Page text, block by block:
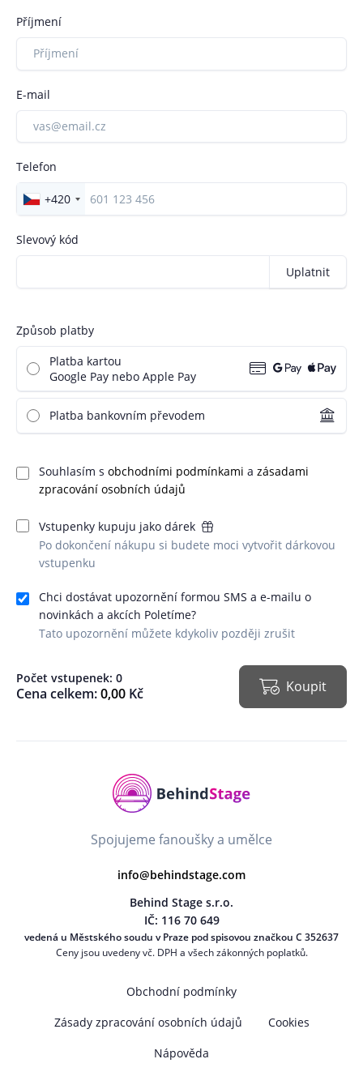
Příjmení
E-mail
Telefon
+420
Slevový kód
Uplatnit
Způsob platby
Platba kartou
Google Pay nebo Apple Pay
Platba bankovním převodem
Souhlasím s obchodními podmínkami a zásadami
zpracování osobních údajů
Vstupenky kupuju jako dárek
Po dokončení nákupu si budete moci vytvořit dárkovou
vstupenku
Chci dostávat upozornění formou SMS a e-mailu o
novinkách a akcích Poletíme?
Tato upozornění můžete kdykoliv později zrušit
Počet vstupenek: 0
Cena celkem:0,00 Kč Koupit
Spojujeme fanoušky a umělce
info@behindstage.com
Behind Stage s.r.o.
IČ: 116 70 649
vedená u Městského soudu v Praze pod spisovou značkou C 352637
Ceny jsou uvedeny vč. DPH a všech zákonných poplatků.
Obchodní podmínky
Zásady zpracování osobních údajů
Cookies
Nápověda